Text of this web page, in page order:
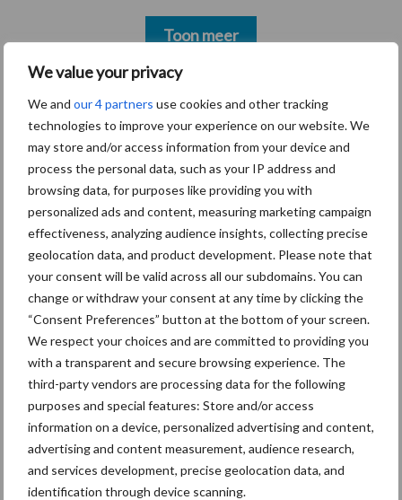
We value your privacy
We and our 4 partners use cookies and other tracking
technologies to improve your experience on our website. We
may store and/or access information from your device and
process the personal data, such as your IP address and
browsing data, for purposes like providing you with
personalized ads and content, measuring marketing campaign
effectiveness, analyzing audience insights, collecting precise
geolocation data, and product development. Please note that
your consent will be valid across all our subdomains. You can
change or withdraw your consent at any time by clicking the
“Consent Preferences” button at the bottom of your screen.
We respect your choices and are committed to providing you
with a transparent and secure browsing experience. The
third-party vendors are processing data for the following
purposes and special features: Store and/or access
information on a device, personalized advertising and content,
advertising and content measurement, audience research,
and services development, precise geolocation data, and
identification through device scanning.
Primaire
Sidebar
Recent nieuws Partner nieuws
5 aug
“Vraag naar praktische
hygieneoplossingen is in Polen
groter dan ooit”
5 aug
Drie Franse bedrijven over de grens
van 14.000 kilogram melk
3 aug
Pöttinger introduceert compacte
dubbelrotor-zwadhark in de hef
3 aug
Voorkeur voor eigen mechanisatie:
zelf doen waar het kan, uitbesteden
waar het moet
Toon meer